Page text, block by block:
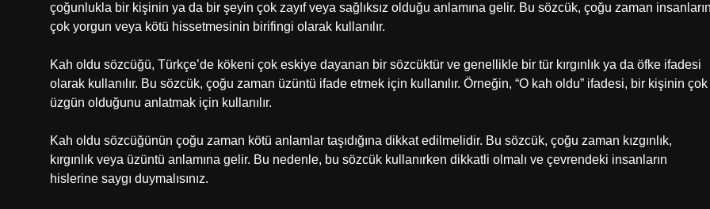
çoğunlukla bir kişinin ya da bir şeyin çok zayıf veya sağlıksız olduğu anlamına gelir. Bu sözcük, çoğu zaman
çok yorgun veya kötü hissetmesinin birifingi olarak kullanılır.
Kah oldu sözcüğü, Türkçe’de kökeni çok eskiye dayanan bir sözcüktür ve genellikle bir tür kırgınlık ya da öfke ifadesi
olarak kullanılır. Bu sözcük, çoğu zaman üzüntü ifade etmek için kullanılır. Örneğin, “O kah oldu” ifadesi, bir kişinin çok
üzgün olduğunu anlatmak için kullanılır.
Kah oldu sözcüğünün çoğu zaman kötü anlamlar taşıdığına dikkat edilmelidir. Bu sözcük, çoğu zaman kızgınlık,
kırgınlık veya üzüntü anlamına gelir. Bu nedenle, bu sözcük kullanırken dikkatli olmalı ve çevrendeki insanların
hislerine saygı duymalısınız.